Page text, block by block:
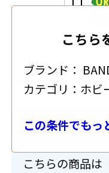
こちら
ブランド：
カテゴリ： ホビ
この条件でもっ
追加する
送料・配送につ
こちらの商品は